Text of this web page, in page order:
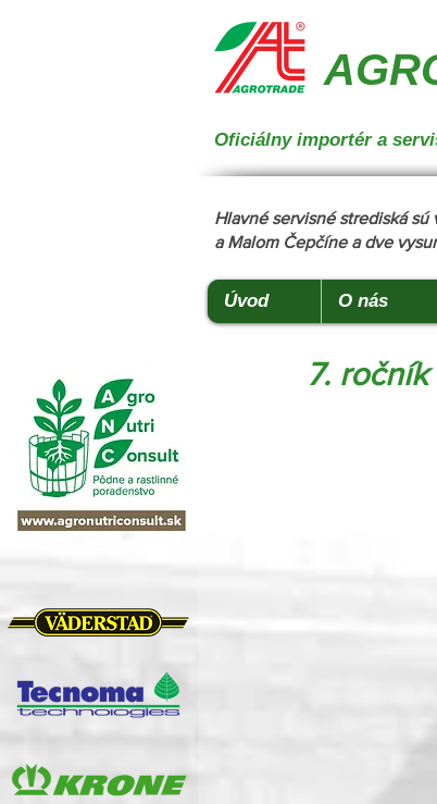
Oficiálny importér a
Hlavné servisné strediská
a Malom Čepčíne a dve
Úvod O nás
7.